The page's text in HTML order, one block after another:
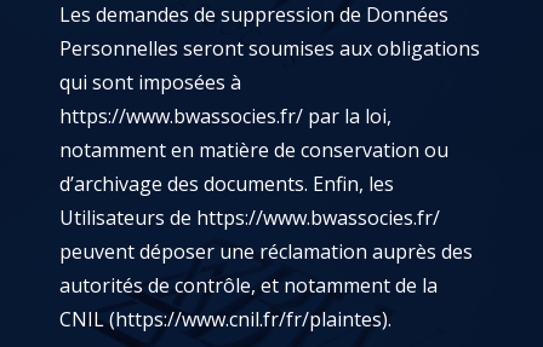
Les demandes de suppression de Données
Personnelles seront soumises aux obligations
qui sont imposées à
https://www.bwassocies.fr/ par la loi,
notamment en matière de conservation ou
d’archivage des documents. Enfin, les
Utilisateurs de https://www.bwassocies.fr/
peuvent déposer une réclamation auprès des
autorités de contrôle, et notamment de la
CNIL (https://www.cnil.fr/fr/plaintes).